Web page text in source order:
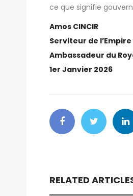
ce que signifie
Amos CINCIR
Serviteur de
Ambassadeur du
1er Janvier 2026
RELATED